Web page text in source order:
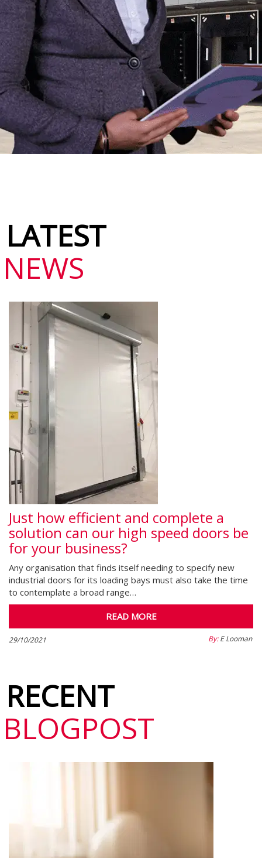
LATEST
NEWS
Just how efficient and complete a
solution can our high speed doors be
for your business?
Any organisation that finds itself needing to specify new
industrial doors for its loading bays must also take the time
to contemplate a broad range…
READ MORE
29/10/2021 By:E Looman
RECENT
BLOGPOST